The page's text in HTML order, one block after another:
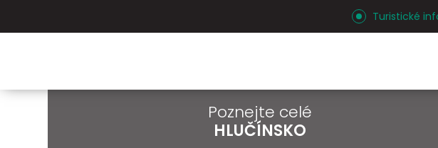
Turistické
Poznejte celé
HLUČÍNSKO